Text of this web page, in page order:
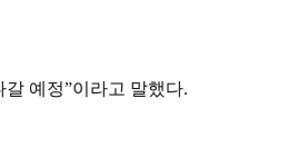
예정”이라고 말했다.